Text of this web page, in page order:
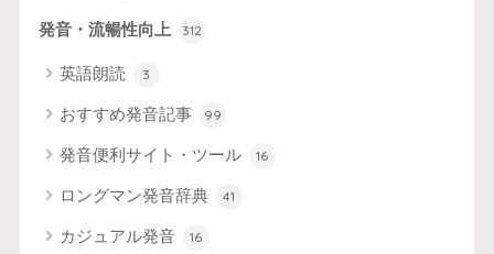
発音・流暢性向上 312
英語朗読 3
おすすめ発音記事 99
発音便利サイト・ツール 16
ロングマン発音辞典 41
カジュアル発音 16